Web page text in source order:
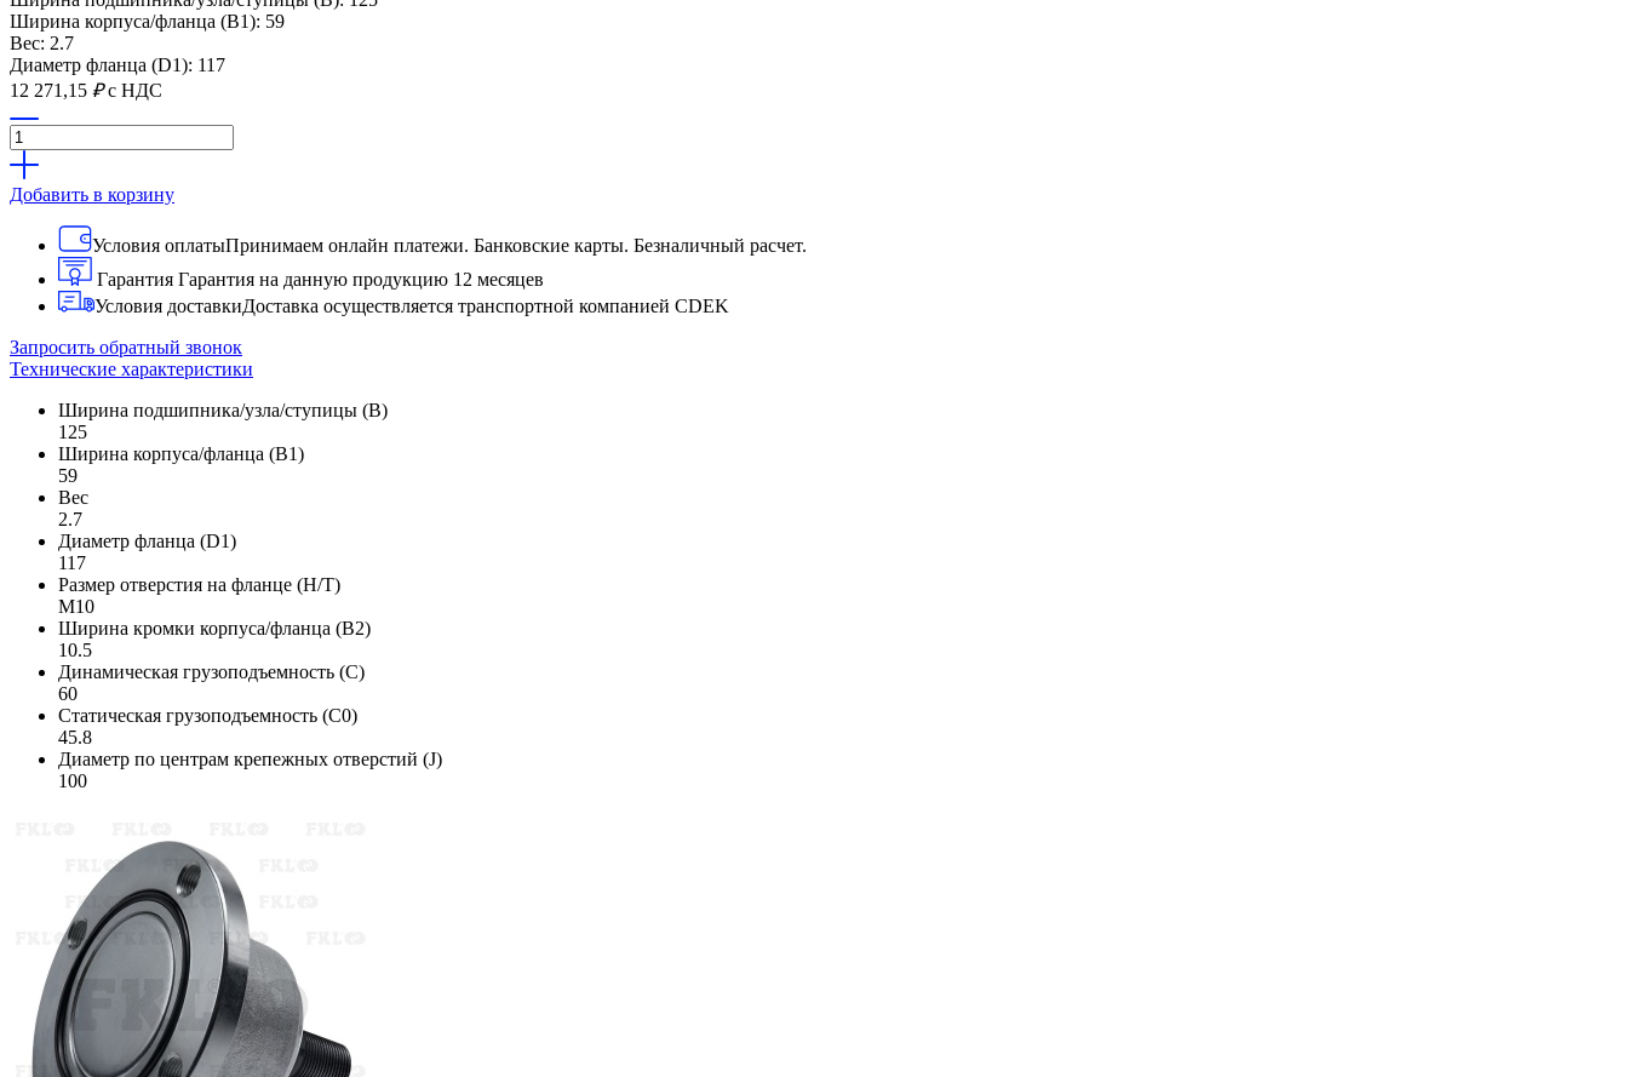
Ширина корпуса/фланца (B1): 59
Вес: 2.7
Диаметр фланца (D1): 117
12 271,15 ₽ с НДС
Добавить в корзину
Условия оплатыПринимаем онлайн платежи. Банковские карты. Безналичный расчет.
Гарантия Гарантия на данную продукцию 12 месяцев
Условия доставкиДоставка осуществляется транспортной компанией CDEK
Запросить обратный звонок
Технические характеристики
Ширина подшипника/узла/ступицы (B)
125
Ширина корпуса/фланца (B1)
59
Вес
2.7
Диаметр фланца (D1)
117
Размер отверстия на фланце (H/T)
M10
Ширина кромки корпуса/фланца (B2)
10.5
Динамическая грузоподъемность (C)
60
Статическая грузоподъемность (C0)
45.8
Диаметр по центрам крепежных отверстий (J)
100